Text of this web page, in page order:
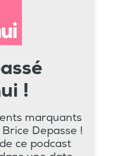
!
marquants
Depasse !
ce podcast